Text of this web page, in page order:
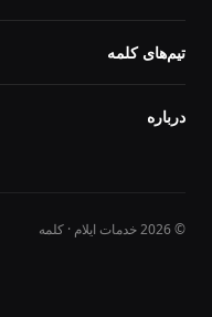
تیم‌های کلمه
درباره
© 2026 خدمات ایلام · کلمه